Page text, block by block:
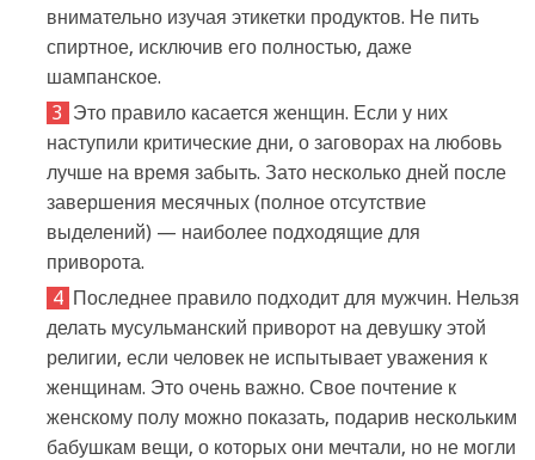
внимательно изучая этикетки продуктов. Не пить
спиртное, исключив его полностью, даже
шампанское.
Это правило касается женщин. Если у них
наступили критические дни, о заговорах на любовь
лучше на время забыть. Зато несколько дней после
завершения месячных (полное отсутствие
выделений) — наиболее подходящие для
приворота.
Последнее правило подходит для мужчин. Нельзя
делать мусульманский приворот на девушку этой
религии, если человек не испытывает уважения к
женщинам. Это очень важно. Свое почтение к
женскому полу можно показать, подарив нескольким
бабушкам вещи, о которых они мечтали, но не могли